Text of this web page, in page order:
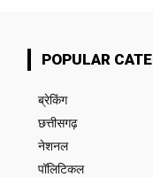
POPULAR
ब्रेकिंग
छत्तीसगढ़
नेशनल
पॉलिटिकल